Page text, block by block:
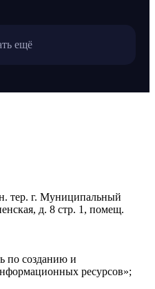
ещё
тер. г. Муниципальный
д. 8 стр. 1, помещ.
по созданию и
ресурсов»;